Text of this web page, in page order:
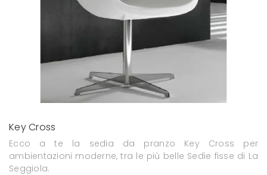
Key Cross
Ecco a te la sedia da pranzo Key Cross per
ambientazioni moderne, tra le più belle Sedie fisse di La
Seggiola.